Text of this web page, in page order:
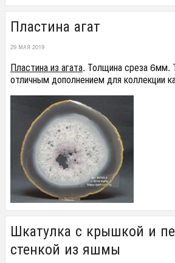
Пластина агат
29 МАЯ 2019
Пластина из агата. Толщина среза 6мм.
отличным дополнением для коллекции
Шкатулка с крышкой и
стенкой из яшмы